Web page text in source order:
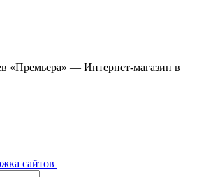
«Премьера» — Интернет-магазин в
сайтов